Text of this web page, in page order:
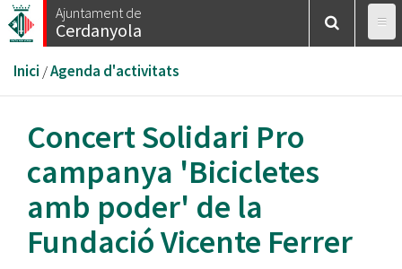
Vés
al
Ajuntament de
Cerdanyola
Esteu
aquí
Inici /Agenda d'activitats
Concert Solidari Pro
campanya 'Bicicletes
amb poder' de la
Fundació Vicente Ferrer